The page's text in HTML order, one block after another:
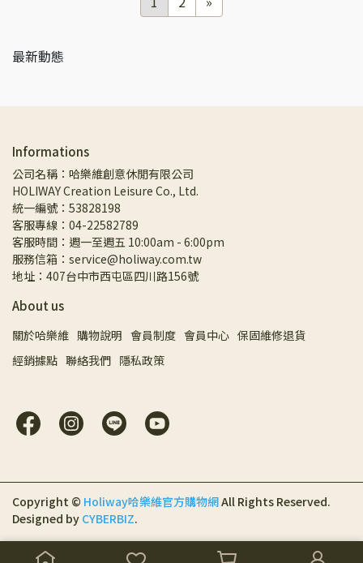
最新動態
Informations
公司名稱：哈樂維創意休閒有限公司
HOLIWAY Creation Leisure Co., Ltd.
統一編號：53828198
客服專線：04-22582789
客服時間：週一至週五 10:00am - 6:00pm
服務信箱：service@holiway.com.tw
地址：407台中市西屯區四川路156號
About us
關於哈樂維 購物說明 會員制度 會員中心 保固維修退貨
經銷據點 聯絡我們 隱私政策
Copyright © Holiway哈樂維官方購物網All Rights Reserved.
Designed by CYBERBIZ.